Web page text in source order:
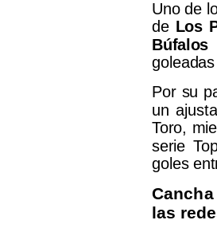
Uno de
de Los
Búfalos
Por su
un
Toro,
serie
goles
las